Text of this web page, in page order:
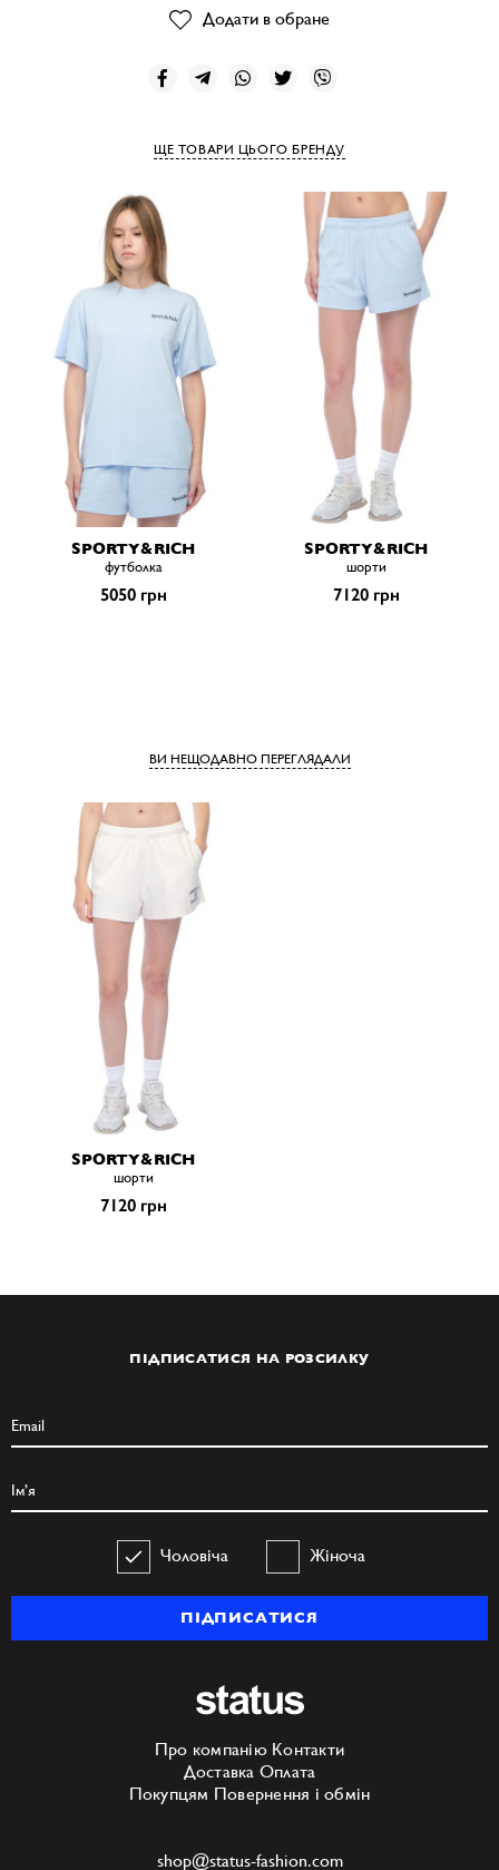
Додати в обране
ЩЕ ТОВАРИ ЦЬОГО БРЕНДУ
SPORTY&RICH
футболка
5050 грн
SPORTY&RICH
шорти
7120 грн
ВИ НЕЩОДАВНО ПЕРЕГЛЯДАЛИ
SPORTY&RICH
шорти
7120 грн
ПІДПИСАТИСЯ НА РОЗСИЛКУ
Чоловіча Жіноча
ПІДПИСАТИСЯ
Про компанію Контакти
Доставка Оплата
Покупцям Повернення і обмін
shop@status-fashion.com